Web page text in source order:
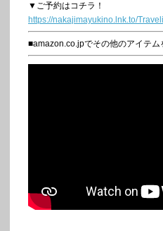
▼ご予約はコチラ！
https://nakajimayukino.lnk.to/
■amazon.co.jpでその他のアイテム